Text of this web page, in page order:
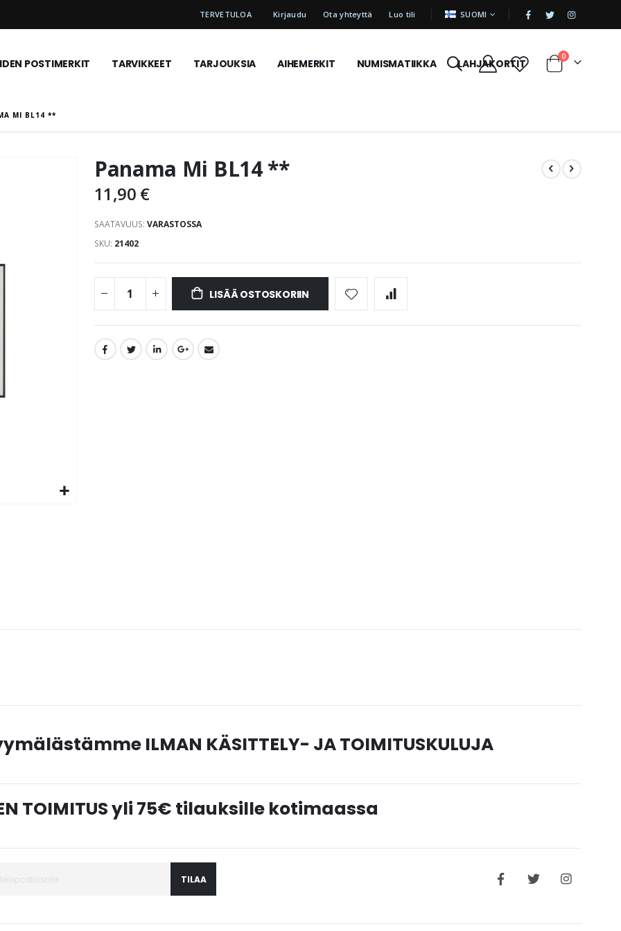
TERVETULOA Kirjaudu Ota yhteyttä Luo tili KIELI SUOMI |
POSTIMERKIT TARVIKKEET TARJOUKSIA AIHEMERKIT NUMISMATIIKKA LAHJAKORTIT Cart
0tuotetta
MI BL14 **
Panama Mi BL14 **
11,90 €
SAATAVUUS: VARASTOSSA
SKU 21402
LISÄÄ OSTOSKORIIN
ILMAN KÄSITTELY- JA TOIMITUSKULUJA
TOIMITUS yli 75€ tilauksille kotimaassa
TILAA